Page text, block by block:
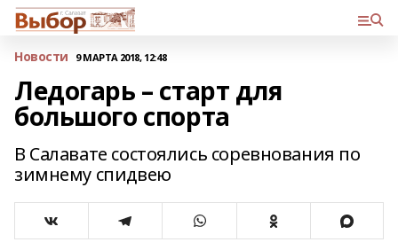
Новости 9 МАРТА 2018, 12:48
Ледогарь – старт для
большого спорта
В Салавате состоялись соревнования по
зимнему спидвею